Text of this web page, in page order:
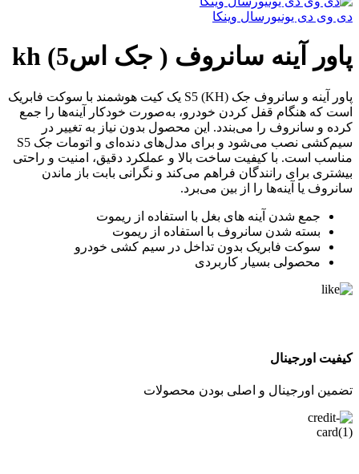
دی وی دی یونیورسال وینکا
پاور آینه سانروف ( جک اس5) kh
پاور آینه و سانروف جک S5 (KH) یک کیت هوشمند با سوکت فابریک
است که هنگام قفل کردن خودرو، به‌صورت خودکار آینه‌ها را جمع
کرده و سانروف را می‌بندد. این محصول بدون نیاز به تغییر در
سیم‌کشی نصب می‌شود و برای مدل‌های دنده‌ای و اتومات جک S5
مناسب است. با کیفیت ساخت بالا و عملکرد دقیق، امنیت و راحتی
بیشتری برای رانندگان فراهم می‌کند و نگرانی بابت باز ماندن
سانروف یا آینه‌ها را از بین می‌برد.
جمع شدن آینه های بغل با استفاده از ریموت
بسته شدن سانروف با استفاده از ریموت
سوکت فابریک بدون تداخل در سیم کشی خودرو
محصولی بسیار کاربردی
کیفیت اورجینال
تضمین اورجینال و اصلی بودن محصولات